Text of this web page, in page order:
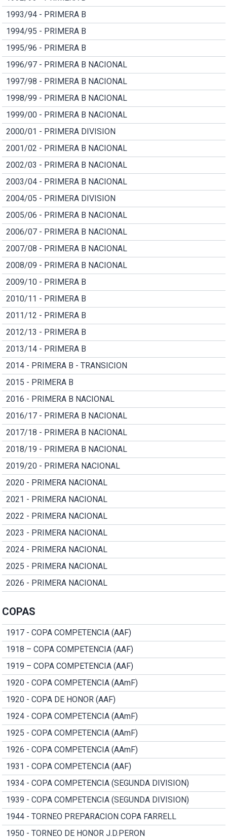
1993/94 - PRIMERA B
1994/95 - PRIMERA B
1995/96 - PRIMERA B
1996/97 - PRIMERA B NACIONAL
1997/98 - PRIMERA B NACIONAL
1998/99 - PRIMERA B NACIONAL
1999/00 - PRIMERA B NACIONAL
2000/01 - PRIMERA DIVISION
2001/02 - PRIMERA B NACIONAL
2002/03 - PRIMERA B NACIONAL
2003/04 - PRIMERA B NACIONAL
2004/05 - PRIMERA DIVISION
2005/06 - PRIMERA B NACIONAL
2006/07 - PRIMERA B NACIONAL
2007/08 - PRIMERA B NACIONAL
2008/09 - PRIMERA B NACIONAL
2009/10 - PRIMERA B
2010/11 - PRIMERA B
2011/12 - PRIMERA B
2012/13 - PRIMERA B
2013/14 - PRIMERA B
2014 - PRIMERA B - TRANSICION
2015 - PRIMERA B
2016 - PRIMERA B NACIONAL
2016/17 - PRIMERA B NACIONAL
2017/18 - PRIMERA B NACIONAL
2018/19 - PRIMERA B NACIONAL
2019/20 - PRIMERA NACIONAL
2020 - PRIMERA NACIONAL
2021 - PRIMERA NACIONAL
2022 - PRIMERA NACIONAL
2023 - PRIMERA NACIONAL
2024 - PRIMERA NACIONAL
2025 - PRIMERA NACIONAL
2026 - PRIMERA NACIONAL
COPAS
1917 - COPA COMPETENCIA (AAF)
1918 – COPA COMPETENCIA (AAF)
1919 – COPA COMPETENCIA (AAF)
1920 - COPA COMPETENCIA (AAmF)
1920 - COPA DE HONOR (AAF)
1924 - COPA COMPETENCIA (AAmF)
1925 - COPA COMPETENCIA (AAmF)
1926 - COPA COMPETENCIA (AAmF)
1931 - COPA COMPETENCIA (AAF)
1934 - COPA COMPETENCIA (SEGUNDA DIVISION)
1939 - COPA COMPETENCIA (SEGUNDA DIVISION)
1944 - TORNEO PREPARACION COPA FARRELL
1950 - TORNEO DE HONOR J.D.PERON